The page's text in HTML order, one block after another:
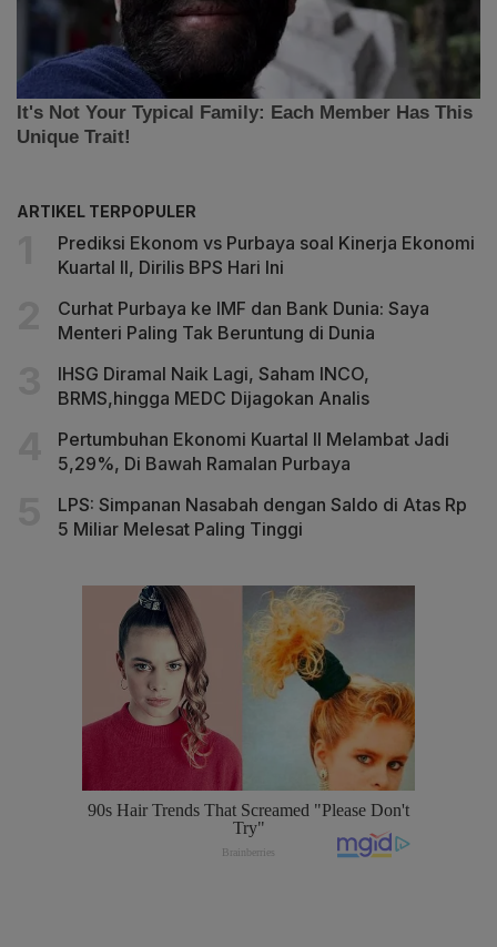
ARTIKEL TERPOPULER
Prediksi Ekonom vs Purbaya soal Kinerja Ekonomi
Kuartal II, Dirilis BPS Hari Ini
Curhat Purbaya ke IMF dan Bank Dunia: Saya
Menteri Paling Tak Beruntung di Dunia
IHSG Diramal Naik Lagi, Saham INCO,
BRMS,hingga MEDC Dijagokan Analis
Pertumbuhan Ekonomi Kuartal II Melambat Jadi
5,29%, Di Bawah Ramalan Purbaya
LPS: Simpanan Nasabah dengan Saldo di Atas Rp
5 Miliar Melesat Paling Tinggi